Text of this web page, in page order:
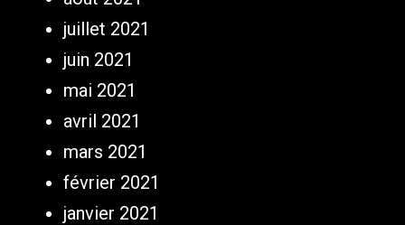
juillet 2021
juin 2021
mai 2021
avril 2021
mars 2021
février 2021
janvier 2021